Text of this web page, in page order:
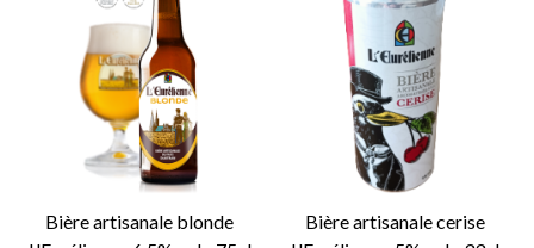
Bière artisanale blonde
Bière artisanale cerise